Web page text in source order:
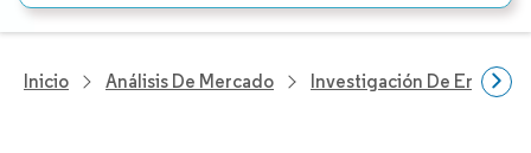
Inicio Análisis De Mercado Investigación De Envases